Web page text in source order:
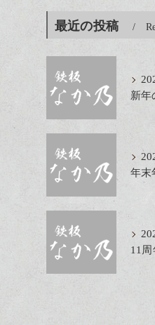
最近の投稿
年